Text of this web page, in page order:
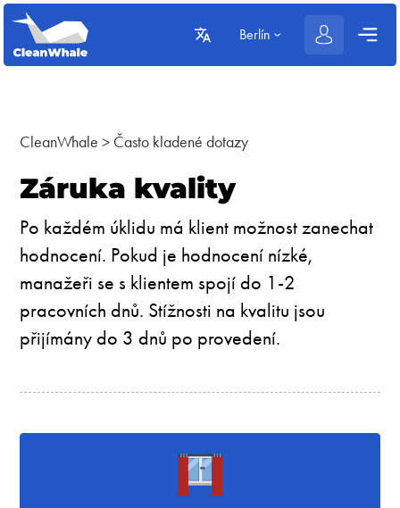
Berlín
CleanWhale > Často kladené dotazy
Záruka kvality
Po každém úklidu má klient možnost zanechat
hodnocení. Pokud je hodnocení nízké,
manažeři se s klientem spojí do 1-2
pracovních dnů. Stížnosti na kvalitu jsou
přijímány do 3 dnů po provedení.